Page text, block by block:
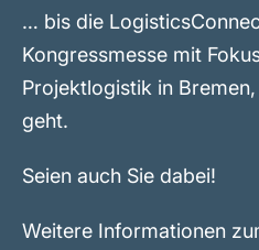
… bis die
Kongressmesse mit
Projektlogistik in
geht.
Seien auch Sie dabei!
Weitere Informationen